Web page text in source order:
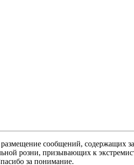
сообщений, содержащих
розни, призывающих к
за понимание.